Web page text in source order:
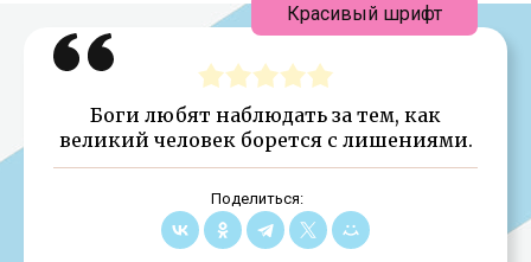
Боги любят наблюдать за тем, как
великий человек борется с лишениями.
Поделиться:
Красивый шрифт